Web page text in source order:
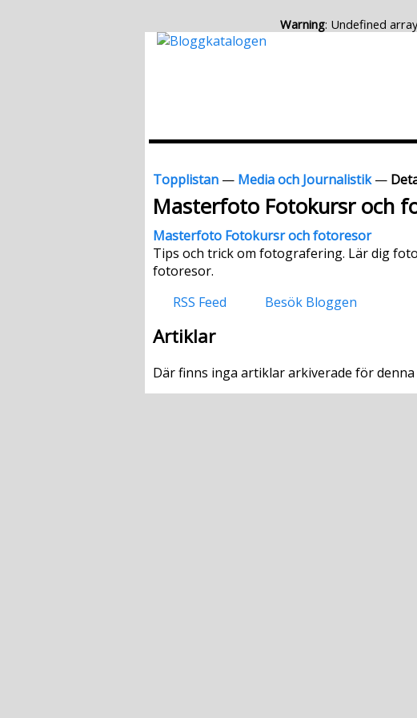
Warning: Undefined
Topplistan — Media och Journalistik—
Masterfoto Fotokursr och
Masterfoto Fotokursr och fotoresor
Tips och trick om fotografering. Lär dig
fotoresor.
RSS Feed
Besök Bloggen
Artiklar
Där finns inga artiklar arkiverade för